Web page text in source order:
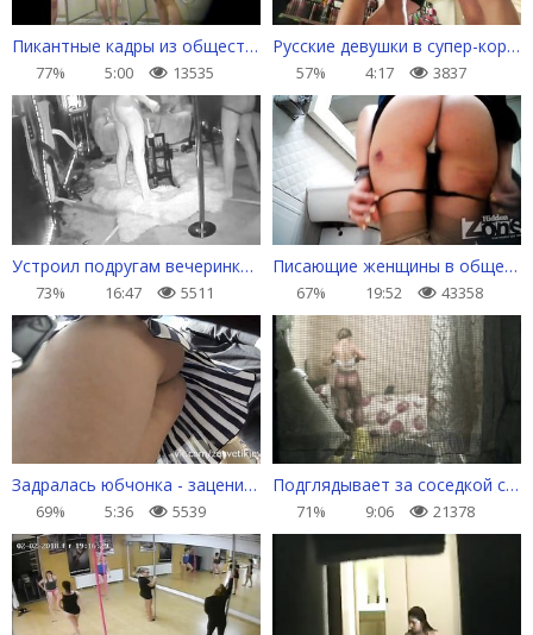
Пикантные кадры из общественного женского душа
77% 5:00 13535
Русские девушки в супер-коротких шортиках (от первого лица)
57% 4:17 3837
Устроил подругам вечеринку с секс-машиной
73% 16:47 5511
Писающие женщины в общественном туалете
67% 19:52 43358
Задралась юбчонка - заценим круглый попец
69% 5:36 5539
Подглядывает за соседкой с первого этажа
71% 9:06 21378